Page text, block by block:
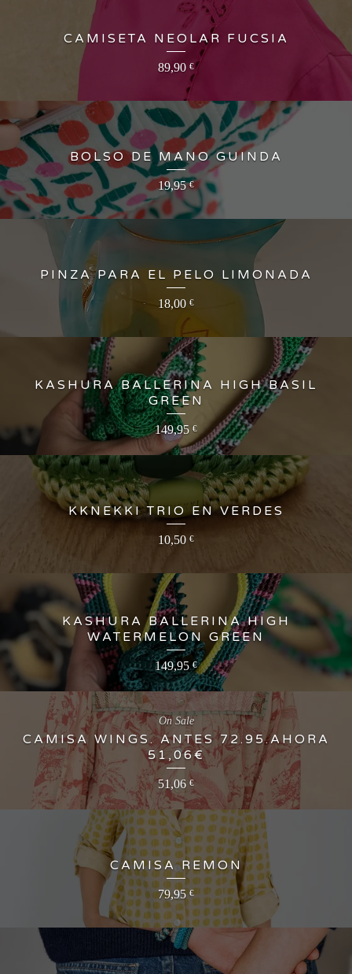
CAMISETA NEOLAR FUCSIA
89,90 €
BOLSO DE MANO GUINDA
19,95€
PINZA PARA EL PELO LIMONADA
18,00 €
KASHURA BALLERINA HIGH BASIL
GREEN
149,95 €
KKNEKKI TRIO EN VERDES
10,50 €
KASHURA BALLERINA HIGH
WATERMELON GREEN
149,95€
CAMISA WINGS. ANTES 72.95.AHORA
51,06€
51,06 €
On Sale
CAMISA REMON
79,95€